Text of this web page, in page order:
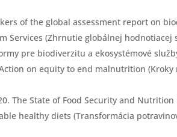
of the global assessment report on
Services (Zhrnutie globálnej
pre biodiverzitu a ekosystémové
on equity to end malnutrition
The State of Food Security and
healthy diets (Transformácia